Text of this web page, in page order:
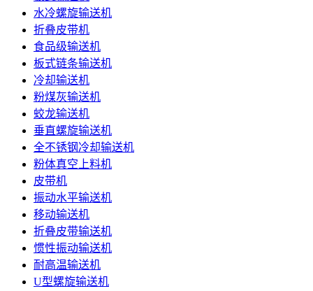
水冷螺旋输送机
折叠皮带机
食品级输送机
板式链条输送机
冷却输送机
粉煤灰输送机
蛟龙输送机
垂直螺旋输送机
全不锈钢冷却输送机
粉体真空上料机
皮带机
振动水平输送机
移动输送机
折叠皮带输送机
惯性振动输送机
耐高温输送机
U型螺旋输送机